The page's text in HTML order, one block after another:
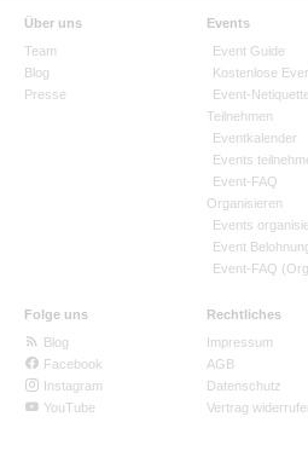
Über uns
Team
Blog
Presse
Events
Event Guide
Kostenlose
Event-Netiquette
Teilnehmen
Eventkalender
Events
Event-FAQ
Organisieren
Events
Event
Event-FAQ
Folge uns
Blog
Facebook
Instagram
YouTube
Rechtliches
Impressum
AGB
Datenschutz
Vertrag